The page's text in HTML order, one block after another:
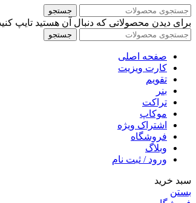
جستجو
برای دیدن محصولاتی که دنبال آن هستید تایپ
جستجو
صفحه اصلی
کارت ویزیت
تقویم
بنر
تراکت
موکاپ
اشتراک ویژه
فروشگاه
وبلاگ
ورود / ثبت نام
سبد خرید
بستن